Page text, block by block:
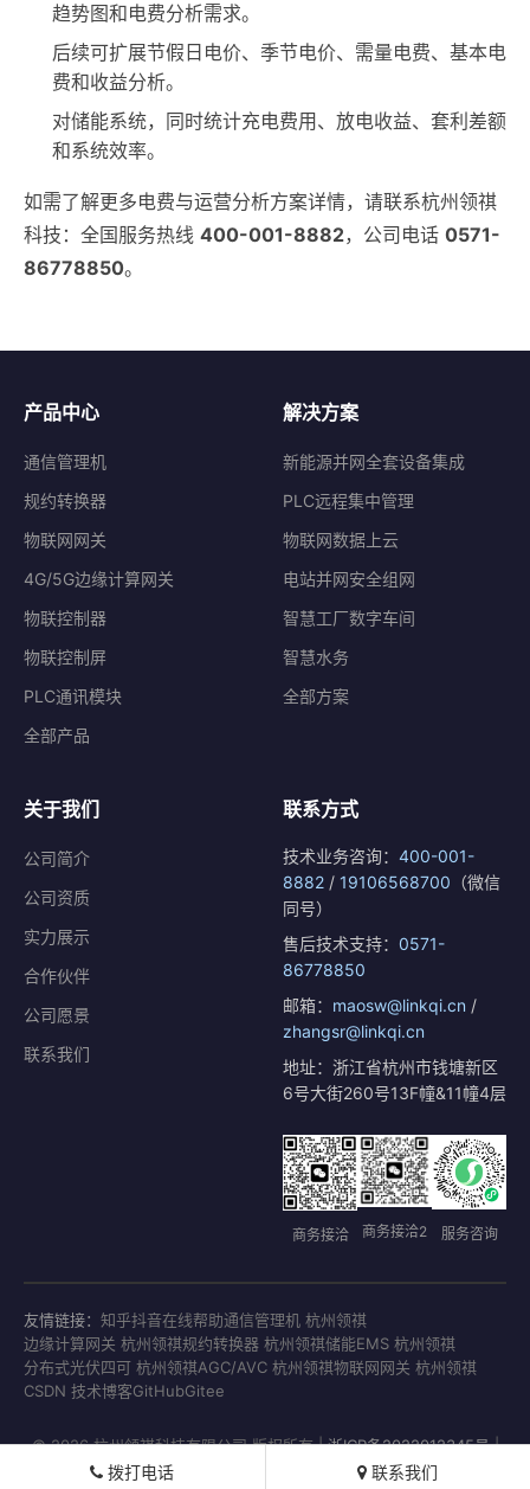
趋势图和电费分析需求。
后续可扩展节假日电价、季节电价、需量电费、基本电
费和收益分析。
对储能系统，同时统计充电费用、放电收益、套利差额
和系统效率。
如需了解更多电费与运营分析方案详情，请联系杭州领祺
科技：全国服务热线 400-001-8882，公司电话 0571-
86778850。
产品中心
通信管理机
规约转换器
物联网网关
4G/5G边缘计算网关
物联控制器
物联控制屏
PLC通讯模块
全部产品
解决方案
新能源并网全套设备集成
PLC远程集中管理
物联网数据上云
电站并网安全组网
智慧工厂数字车间
智慧水务
全部方案
关于我们
公司简介
公司资质
实力展示
合作伙伴
公司愿景
联系我们
联系方式
技术业务咨询： 400-001-
8882 / 19106568700 （微信
同号）
售后技术支持： 0571-
86778850
邮箱： maosw@linkqi.cn /
zhangsr@linkqi.cn
地址：浙江省杭州市钱塘新区
6号大街260号13F幢&11幢4层
商务接洽 商务接洽2 服务咨询
友情链接： 知乎抖音在线帮助通信管理机 杭州领祺
边缘计算网关 杭州领祺规约转换器 杭州领祺储能EMS 杭州领祺
分布式光伏四可 杭州领祺AGC/AVC 杭州领祺物联网网关 杭州领祺
CSDN 技术博客GitHubGitee
© 2026 杭州领祺科技有限公司 版权所有 |浙ICP备2022012345号|
浙公网安备33011802001771号
拨打电话 联系我们